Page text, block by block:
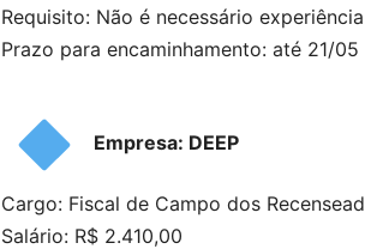
Requisito: Não é necessário experiência
Prazo para encaminhamento: até 21/05
Empresa: DEEP
Cargo: Fiscal de Campo dos
Salário: R$ 2.410,00